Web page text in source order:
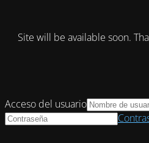
Site will be available soon.
Acceso del usuario